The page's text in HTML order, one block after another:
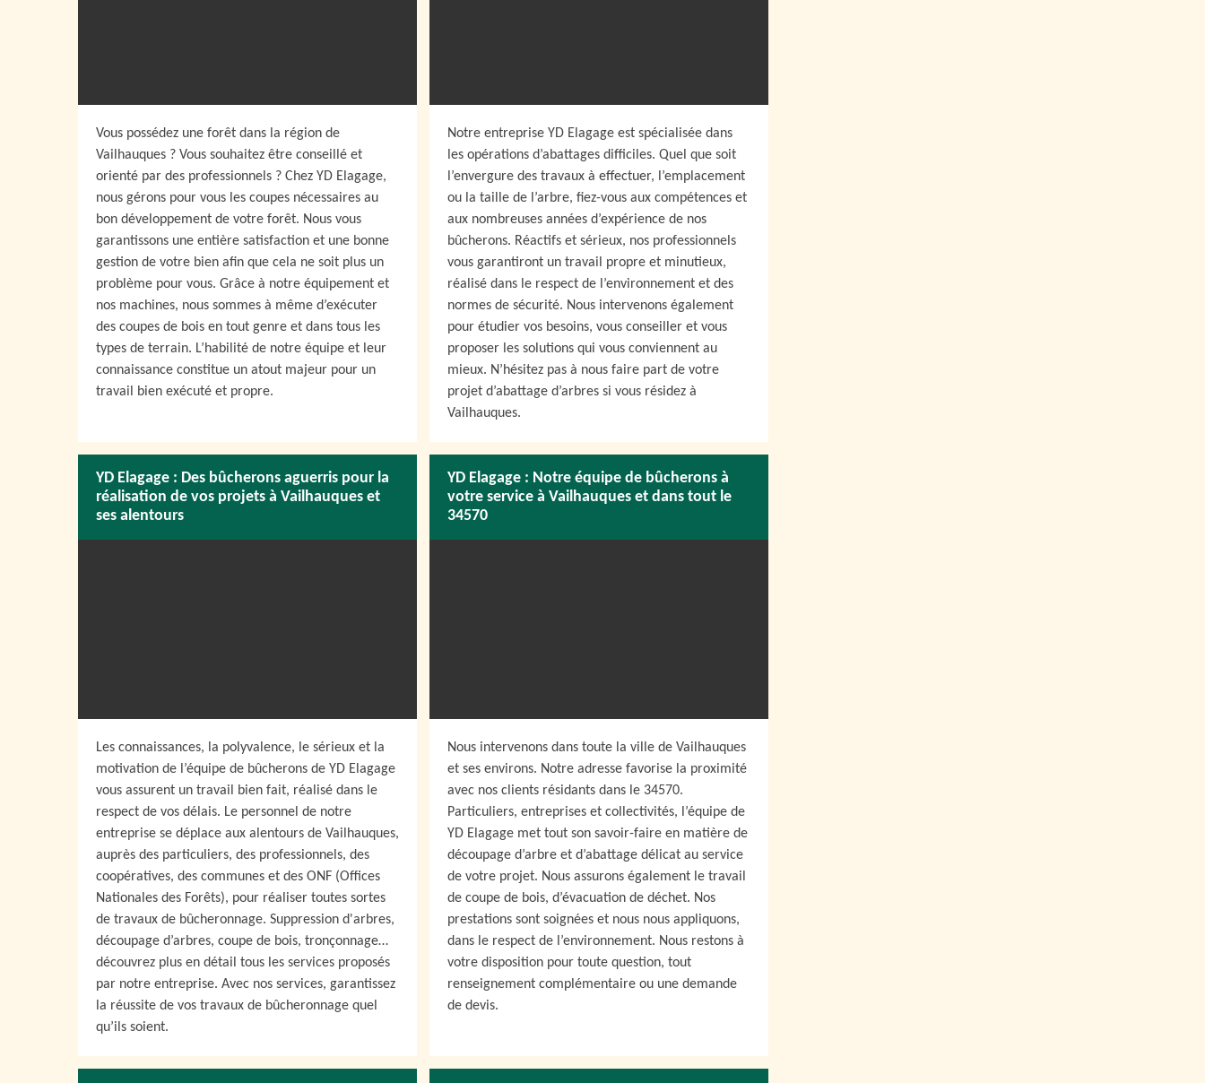
Vous possédez une forêt dans la région de
Vailhauques ? Vous souhaitez être conseillé et
orienté par des professionnels ? Chez YD Elagage,
nous gérons pour vous les coupes nécessaires au
bon développement de votre forêt. Nous vous
garantissons une entière satisfaction et une bonne
gestion de votre bien afin que cela ne soit plus un
problème pour vous. Grâce à notre équipement et
nos machines, nous sommes à même d’exécuter
des coupes de bois en tout genre et dans tous les
types de terrain. L’habilité de notre équipe et leur
connaissance constitue un atout majeur pour un
travail bien exécuté et propre.
Notre entreprise YD Elagage est spécialisée dans
les opérations d’abattages difficiles. Quel que soit
l’envergure des travaux à effectuer, l’emplacement
ou la taille de l’arbre, fiez-vous aux compétences et
aux nombreuses années d’expérience de nos
bûcherons. Réactifs et sérieux, nos professionnels
vous garantiront un travail propre et minutieux,
réalisé dans le respect de l’environnement et des
normes de sécurité. Nous intervenons également
pour étudier vos besoins, vous conseiller et vous
proposer les solutions qui vous conviennent au
mieux. N’hésitez pas à nous faire part de votre
projet d’abattage d’arbres si vous résidez à
Vailhauques.
YD Elagage : Des bûcherons aguerris pour la
réalisation de vos projets à Vailhauques et
ses alentours
Les connaissances, la polyvalence, le sérieux et la
motivation de l’équipe de bûcherons de YD Elagage
vous assurent un travail bien fait, réalisé dans le
respect de vos délais. Le personnel de notre
entreprise se déplace aux alentours de Vailhauques,
auprès des particuliers, des professionnels, des
coopératives, des communes et des ONF (Offices
Nationales des Forêts), pour réaliser toutes sortes
de travaux de bûcheronnage. Suppression d'arbres,
découpage d’arbres, coupe de bois, tronçonnage…
découvrez plus en détail tous les services proposés
par notre entreprise. Avec nos services, garantissez
la réussite de vos travaux de bûcheronnage quel
qu’ils soient.
YD Elagage : Notre équipe de bûcherons à
votre service à Vailhauques et dans tout le
34570
Nous intervenons dans toute la ville de Vailhauques
et ses environs. Notre adresse favorise la proximité
avec nos clients résidants dans le 34570.
Particuliers, entreprises et collectivités, l’équipe de
YD Elagage met tout son savoir-faire en matière de
découpage d’arbre et d’abattage délicat au service
de votre projet. Nous assurons également le travail
de coupe de bois, d’évacuation de déchet. Nos
prestations sont soignées et nous nous appliquons,
dans le respect de l’environnement. Nous restons à
votre disposition pour toute question, tout
renseignement complémentaire ou une demande
de devis.